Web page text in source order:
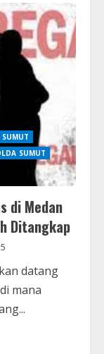
SUMUT
SUMUT
di Medan
Ditangkap
datang
mana